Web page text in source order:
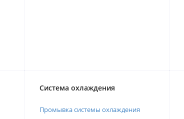
Система охлаждения
Промывка системы охлаждения